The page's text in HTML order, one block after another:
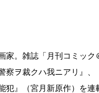
家。雑誌「月刊コミック
察ヲ裁クハ我ニアリ』、
犯』（宮月新原作）を連